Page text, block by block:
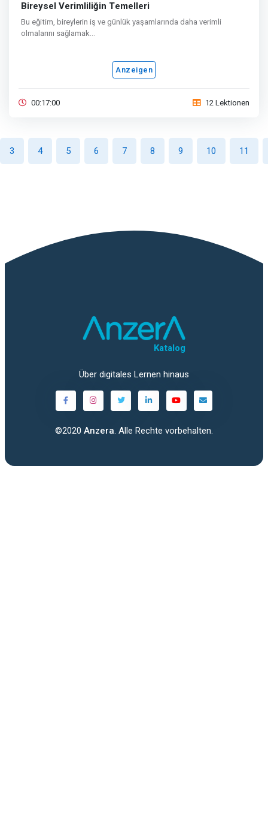
Bireysel Verimliliğin Temelleri
Bu eğitim, bireylerin iş ve günlük yaşamlarında daha verimli
olmalarını sağlamak...
Anzeigen
00:17:00 12 Lektionen
3 4 5 6 7 8 9 10 11
Katalog
Über digitales Lernen hinaus
©2020 Anzera. Alle Rechte vorbehalten.